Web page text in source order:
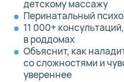
детскому массажу
Перинатальный
11 000+
в роддомах
Объяснит, как
со сложностями и
увереннее